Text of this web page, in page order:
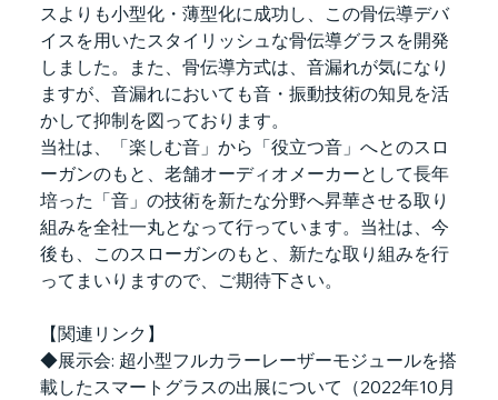
スよりも小型化・薄型化に成功し、この骨伝導デバ
イスを用いたスタイリッシュな骨伝導グラスを開発
しました。また、骨伝導方式は、音漏れが気になり
ますが、音漏れにおいても音・振動技術の知見を活
かして抑制を図っております。
当社は、「楽しむ音」から「役立つ音」へとのスロ
ーガンのもと、老舗オーディオメーカーとして長年
培った「音」の技術を新たな分野へ昇華させる取り
組みを全社一丸となって行っています。当社は、今
後も、このスローガンのもと、新たな取り組みを行
ってまいりますので、ご期待下さい。
【関連リンク】
◆展示会: 超小型フルカラーレーザーモジュールを搭
載したスマートグラスの出展について（2022年10月